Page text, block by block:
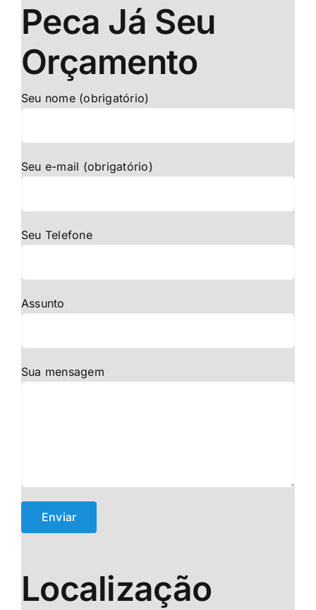
Peca Já Seu
Orçamento
Seu nome (obrigatório)
Seu e-mail (obrigatório)
Seu Telefone
Assunto
Sua mensagem
Localização